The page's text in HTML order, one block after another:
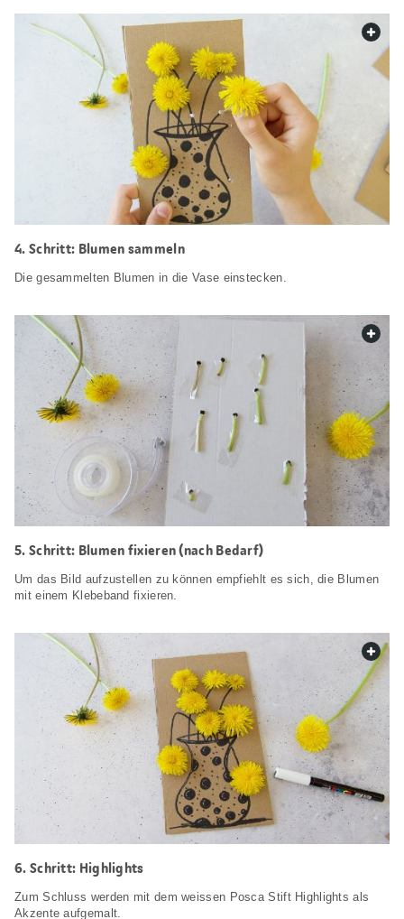
4. Schritt: Blumen sammeln
Die gesammelten Blumen in die Vase einstecken.
5. Schritt: Blumen fixieren (nach Bedarf)
Um das Bild aufzustellen zu können empfiehlt es sich, die Blumen
mit einem Klebeband fixieren.
6. Schritt: Highlights
Zum Schluss werden mit dem weissen Posca Stift Highlights als
Akzente aufgemalt.